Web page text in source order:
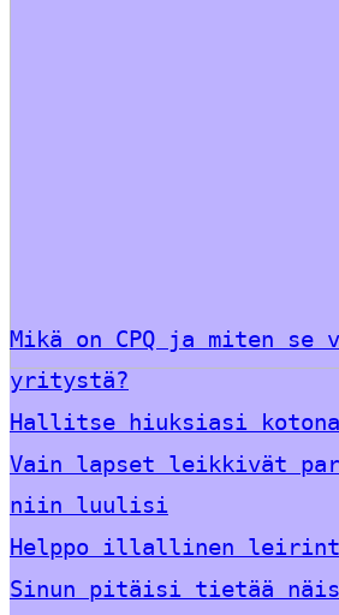
Mikä on CPQ ja miten se
yritystä?
Hallitse hiuksiasi kotona
Vain lapset leikkivät
niin luulisi
Helppo illallinen
Sinun pitäisi tietää